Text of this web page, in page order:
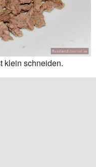
klein schneiden.